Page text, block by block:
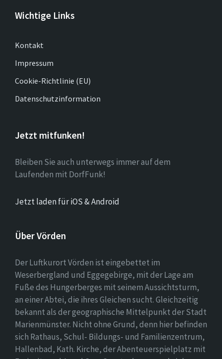
Wichtige Links
Kontakt
Impressum
Cookie-Richtlinie (EU)
Datenschutzinformation
Jetzt mitfunken!
Bleiben Sie auch unterwegs immer auf dem
Laufenden mit DorfFunk!
Jetzt laden für iOS & Android
Über Vörden
Der Luftkurort Vörden ist eingebettet im
Weserbergland und Eggegebirge, mit der Lage am
Fuße des Hungerberges mit seinem Aussichtsturm,
an einer Abtei, die ihres Gleichen sucht. Gleichzeitig
bekannt als der geographische Mittelpunkt der Stadt
Marienmünster. Nicht ohne Grund, denn hier befinden
sich Rathaus, Schul- Bildungs- und Familienzentrum,
Hallenbad, Kath. Kirche, der Abenteuerspielplatz mit